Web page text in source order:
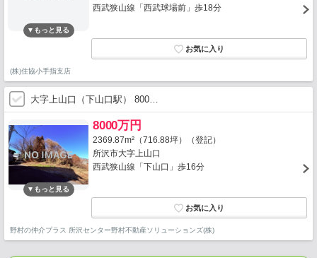
西武狭山線「西武球場前」歩18分
(株)住協小手指支店
大字上山口（下山口駅） 800…
8000万円
2369.87m²（716.88坪）（登記）
所沢市大字上山口
西武狭山線「下山口」歩16分
野村の仲介プラス 所沢センター野村不動産ソリューションズ(株)